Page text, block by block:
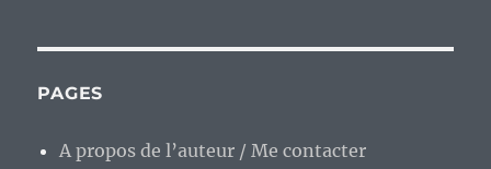
PAGES
A propos de l’auteur / Me contacter